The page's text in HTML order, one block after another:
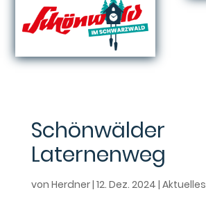
Schönwälder
Laternenweg
von Herdner| 12. Dez. 2024 | Aktuelles